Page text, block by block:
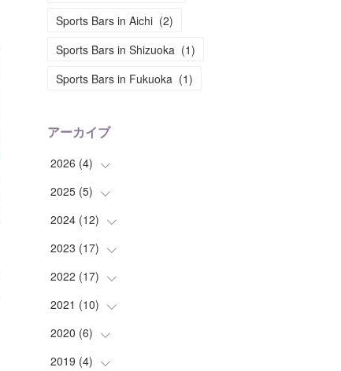
Sports Bars in Aichi (2)
Sports Bars in Shizuoka (1)
Sports Bars in Fukuoka (1)
アーカイブ
2026 (4)
(2
(2)
2025 (5)
(1)
(1)
(1)
(1)
(1
2024 (12)
(2)
(1)
(3)
(2
(2
2023 (17)
(4)
(1)
(1
(3
2022 (17)
(2)
(3
(1
2021 (10)
(1
(2
2020 (6)
(5
2019 (4)